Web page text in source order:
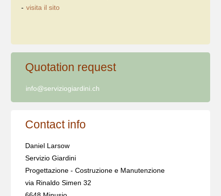
- visita il sito
Quotation request
info@serviziogiardini.ch
Contact info
Daniel Larsow
Servizio Giardini
Progettazione - Costruzione e Manutenzione
via Rinaldo Simen 32